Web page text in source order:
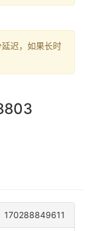
迟，如果长时
170288849611